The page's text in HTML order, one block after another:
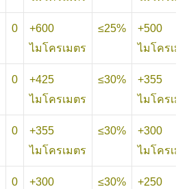
0
+600
ไมโครเมตร
≤25%
+500
ไมโครเม
0
+425
ไมโครเมตร
≤30%
+355
ไมโครเม
0
+355
ไมโครเมตร
≤30%
+300
ไมโครเม
0
+300
≤30%
+250